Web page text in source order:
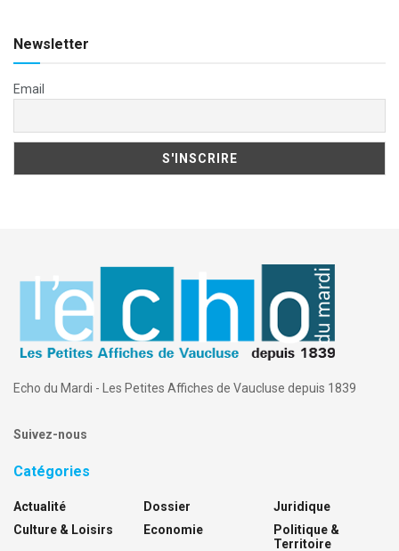
Newsletter
Email
Echo du Mardi - Les Petites Affiches de Vaucluse depuis 1839
Suivez-nous
Catégories
Actualité
Culture & Loisirs
Dossier
Economie
Juridique
Politique &
Territoire